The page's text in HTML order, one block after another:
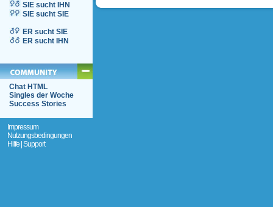
SIE sucht IHN
SIE sucht SIE
ER sucht SIE
ER sucht IHN
Chat HTML
Singles der Woche
Success Stories
Impressum
Nutzungsbedingungen
Hilfe | Support